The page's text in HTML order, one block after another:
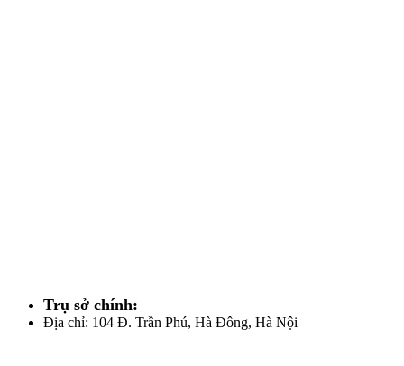
Trụ sở chính:
Địa chỉ: 104 Đ. Trần Phú, Hà Đông, Hà Nội